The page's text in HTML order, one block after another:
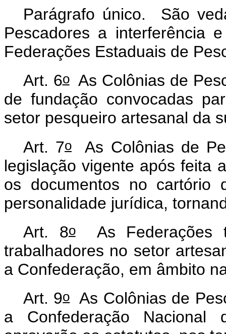
Parágrafo único. São
Pescadores a interferência
Federações Estaduais de
Art. 6oAs Colônias de
de fundação convocadas
setor pesqueiro artesanal da
Art. 7o
As Colônias de
legislação vigente após feita
os documentos no cartório
personalidade jurídica,
Art. 8oAs Federações
trabalhadores no setor
a Confederação, em âmbito
Art. 9oAs Colônias de
a Confederação Nacional